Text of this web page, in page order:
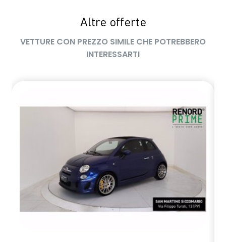
Altre offerte
VETTURE CON PREZZO SIMILE CHE POTREBBERO
INTERESSARTI